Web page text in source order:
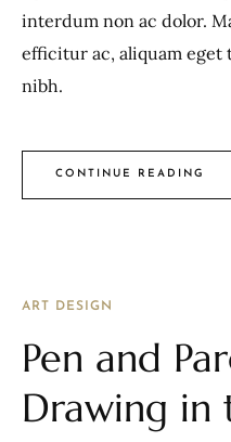
interdum non ac dolor.
efficitur ac, aliquam eget
nibh.
CONTINUE READING
ART DESIGN
Pen and
Drawing